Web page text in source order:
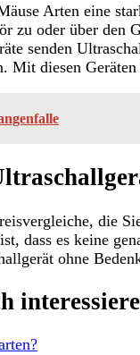
Arten eine
zu oder über
senden
Mit diesen
die
dass es keine
ohne